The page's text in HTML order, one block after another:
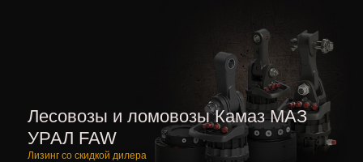
Лесовозы и ломовозы Камаз МАЗ
УРАЛ FAW
Лизинг со скидкой дилера